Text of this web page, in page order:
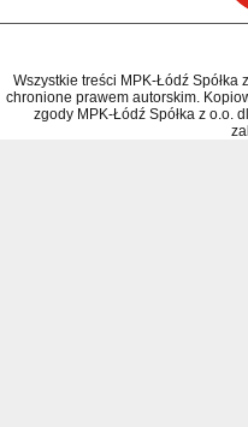
Wszystkie treści MPK-Łódź
chronione prawem autorskim.
zgody MPK-Łódź Spółka z o.o.